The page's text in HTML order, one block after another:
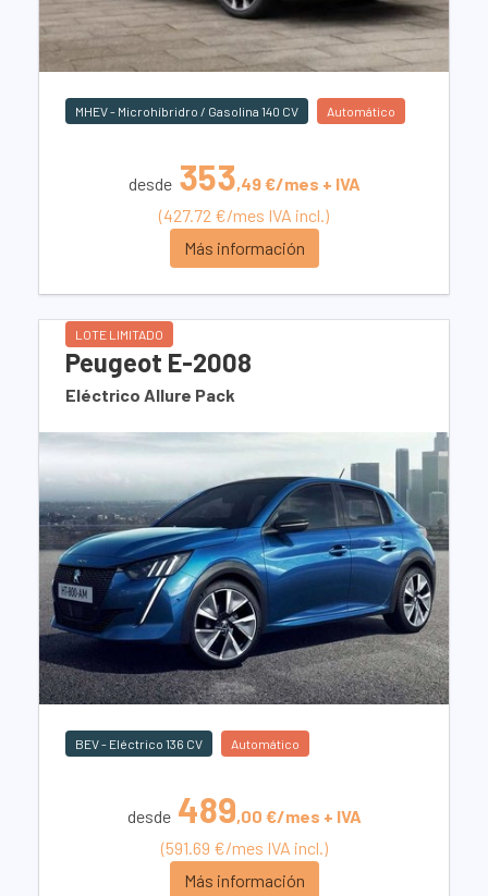
MHEV - Microhíbridro / Gasolina 140 CV Automático
desde 353,49 €/mes + IVA
(427.72 €/mes IVA incl.)
Más información
LOTE LIMITADO
Peugeot E-2008
Eléctrico Allure Pack
BEV - Eléctrico 136 CV Automático
desde 489,00 €/mes + IVA
(591.69 €/mes IVA incl.)
Más información